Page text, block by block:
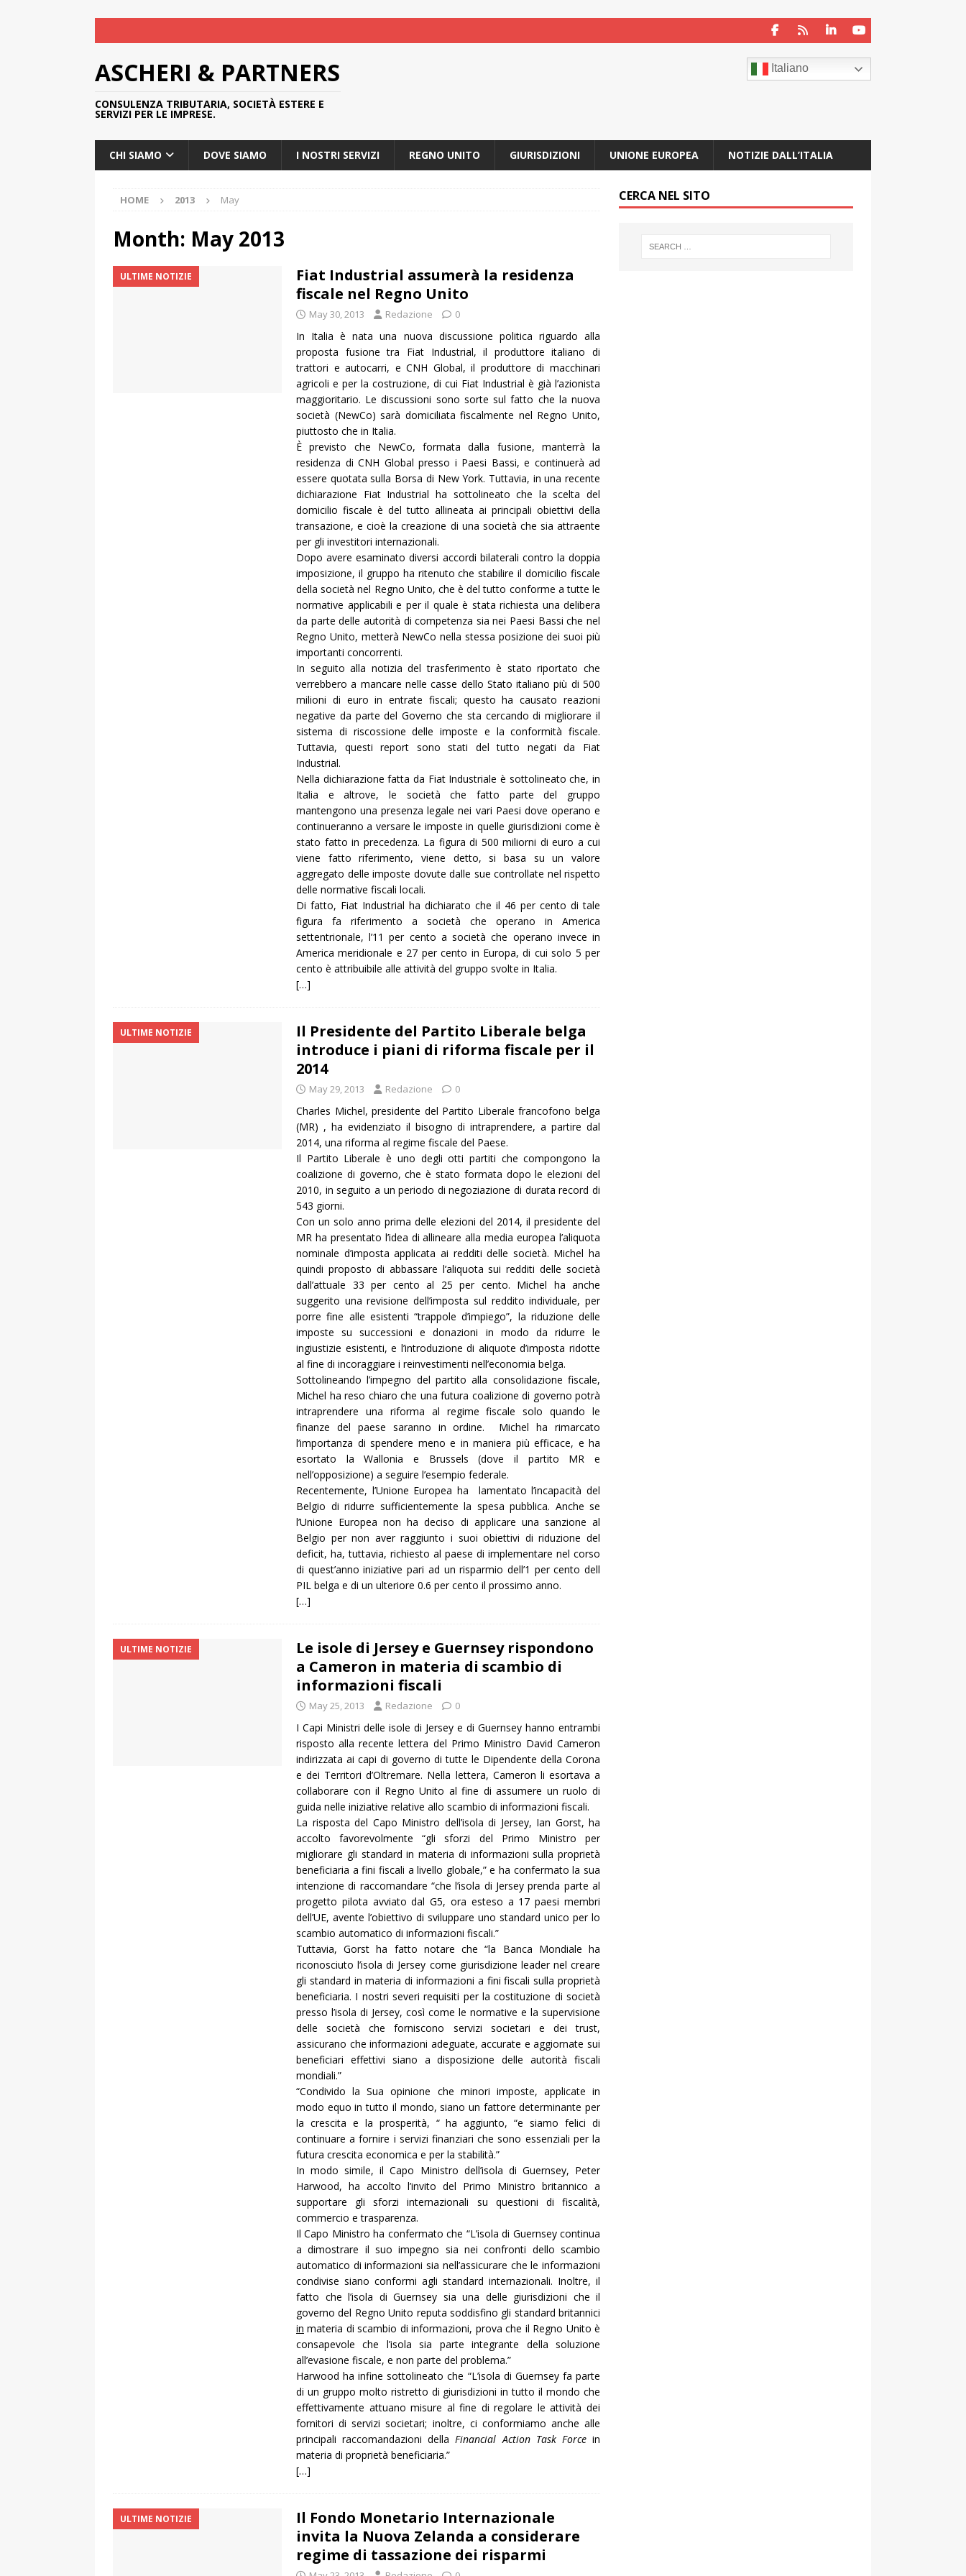
ASCHERI & PARTNERS
CONSULENZA TRIBUTARIA, SOCIETÀ ESTERE E
SERVIZI PER LE IMPRESE.
Italiano
CHI SIAMO DOVE SIAMO I NOSTRI SERVIZI REGNO UNITO GIURISDIZIONI UNIONE EUROPEA NOTIZIE DALL’ITALIA
HOME 2013 May
Month: May 2013
ULTIME NOTIZIE
Fiat Industrial assumerà la residenza
fiscale nel Regno Unito
May 30, 2013 Redazione 0
In Italia è nata una nuova discussione politica riguardo alla
proposta fusione tra Fiat Industrial, il produttore italiano di
trattori e autocarri, e CNH Global, il produttore di macchinari
agricoli e per la costruzione, di cui Fiat Industrial è già l’azionista
maggioritario. Le discussioni sono sorte sul fatto che la nuova
società (NewCo) sarà domiciliata fiscalmente nel Regno Unito,
piuttosto che in Italia.
È previsto che NewCo, formata dalla fusione, manterrà la
residenza di CNH Global presso i Paesi Bassi, e continuerà ad
essere quotata sulla Borsa di New York. Tuttavia, in una recente
dichiarazione Fiat Industrial ha sottolineato che la scelta del
domicilio fiscale è del tutto allineata ai principali obiettivi della
transazione, e cioè la creazione di una società che sia attraente
per gli investitori internazionali.
Dopo avere esaminato diversi accordi bilaterali contro la doppia
imposizione, il gruppo ha ritenuto che stabilire il domicilio fiscale
della società nel Regno Unito, che è del tutto conforme a tutte le
normative applicabili e per il quale è stata richiesta una delibera
da parte delle autorità di competenza sia nei Paesi Bassi che nel
Regno Unito, metterà NewCo nella stessa posizione dei suoi più
importanti concorrenti.
In seguito alla notizia del trasferimento è stato riportato che
verrebbero a mancare nelle casse dello Stato italiano più di 500
milioni di euro in entrate fiscali; questo ha causato reazioni
negative da parte del Governo che sta cercando di migliorare il
sistema di riscossione delle imposte e la conformità fiscale.
Tuttavia, questi report sono stati del tutto negati da Fiat
Industrial.
Nella dichiarazione fatta da Fiat Industriale è sottolineato che, in
Italia e altrove, le società che fatto parte del gruppo
mantengono una presenza legale nei vari Paesi dove operano e
continueranno a versare le imposte in quelle giurisdizioni come è
stato fatto in precedenza. La figura di 500 miliorni di euro a cui
viene fatto riferimento, viene detto, si basa su un valore
aggregato delle imposte dovute dalle sue controllate nel rispetto
delle normative fiscali locali.
Di fatto, Fiat Industrial ha dichiarato che il 46 per cento di tale
figura fa riferimento a società che operano in America
settentrionale, l’11 per cento a società che operano invece in
America meridionale e 27 per cento in Europa, di cui solo 5 per
cento è attribuibile alle attività del gruppo svolte in Italia.
[…]
ULTIME NOTIZIE
Il Presidente del Partito Liberale belga
introduce i piani di riforma fiscale per il
2014
May 29, 2013 Redazione 0
Charles Michel, presidente del Partito Liberale francofono belga
(MR) , ha evidenziato il bisogno di intraprendere, a partire dal
2014, una riforma al regime fiscale del Paese.
Il Partito Liberale è uno degli otti partiti che compongono la
coalizione di governo, che è stato formata dopo le elezioni del
2010, in seguito a un periodo di negoziazione di durata record di
543 giorni.
Con un solo anno prima delle elezioni del 2014, il presidente del
MR ha presentato l’idea di allineare alla media europea l’aliquota
nominale d’imposta applicata ai redditi delle società. Michel ha
quindi proposto di abbassare l’aliquota sui redditi delle società
dall’attuale 33 per cento al 25 per cento. Michel ha anche
suggerito una revisione dell’imposta sul reddito individuale, per
porre fine alle esistenti “trappole d’impiego”, la riduzione delle
imposte su successioni e donazioni in modo da ridurre le
ingiustizie esistenti, e l’introduzione di aliquote d’imposta ridotte
al fine di incoraggiare i reinvestimenti nell’economia belga.
Sottolineando l’impegno del partito alla consolidazione fiscale,
Michel ha reso chiaro che una futura coalizione di governo potrà
intraprendere una riforma al regime fiscale solo quando le
finanze del paese saranno in ordine. Michel ha rimarcato
l’importanza di spendere meno e in maniera più efficace, e ha
esortato la Wallonia e Brussels (dove il partito MR e
nell’opposizione) a seguire l’esempio federale.
Recentemente, l’Unione Europea ha lamentato l’incapacità del
Belgio di ridurre sufficientemente la spesa pubblica. Anche se
l’Unione Europea non ha deciso di applicare una sanzione al
Belgio per non aver raggiunto i suoi obiettivi di riduzione del
deficit, ha, tuttavia, richiesto al paese di implementare nel corso
di quest’anno iniziative pari ad un risparmio dell’1 per cento dell
PIL belga e di un ulteriore 0.6 per cento il prossimo anno.
[…]
ULTIME NOTIZIE
Le isole di Jersey e Guernsey rispondono
a Cameron in materia di scambio di
informazioni fiscali
May 25, 2013 Redazione 0
I Capi Ministri delle isole di Jersey e di Guernsey hanno entrambi
risposto alla recente lettera del Primo Ministro David Cameron
indirizzata ai capi di governo di tutte le Dipendente della Corona
e dei Territori d’Oltremare. Nella lettera, Cameron li esortava a
collaborare con il Regno Unito al fine di assumere un ruolo di
guida nelle iniziative relative allo scambio di informazioni fiscali.
La risposta del Capo Ministro dell’isola di Jersey, Ian Gorst, ha
accolto favorevolmente “gli sforzi del Primo Ministro per
migliorare gli standard in materia di informazioni sulla proprietà
beneficiaria a fini fiscali a livello globale,” e ha confermato la sua
intenzione di raccomandare “che l’isola di Jersey prenda parte al
progetto pilota avviato dal G5, ora esteso a 17 paesi membri
dell’UE, avente l’obiettivo di sviluppare uno standard unico per lo
scambio automatico di informazioni fiscali.”
Tuttavia, Gorst ha fatto notare che “la Banca Mondiale ha
riconosciuto l’isola di Jersey come giurisdizione leader nel creare
gli standard in materia di informazioni a fini fiscali sulla proprietà
beneficiaria. I nostri severi requisiti per la costituzione di società
presso l’isola di Jersey, così come le normative e la supervisione
delle società che forniscono servizi societari e dei trust,
assicurano che informazioni adeguate, accurate e aggiornate sui
beneficiari effettivi siano a disposizione delle autorità fiscali
mondiali.”
“Condivido la Sua opinione che minori imposte, applicate in
modo equo in tutto il mondo, siano un fattore determinante per
la crescita e la prosperità, “ ha aggiunto, “e siamo felici di
continuare a fornire i servizi finanziari che sono essenziali per la
futura crescita economica e per la stabilità.”
In modo simile, il Capo Ministro dell’isola di Guernsey, Peter
Harwood, ha accolto l’invito del Primo Ministro britannico a
supportare gli sforzi internazionali su questioni di fiscalità,
commercio e trasparenza.
Il Capo Ministro ha confermato che “L’isola di Guernsey continua
a dimostrare il suo impegno sia nei confronti dello scambio
automatico di informazioni sia nell’assicurare che le informazioni
condivise siano conformi agli standard internazionali. Inoltre, il
fatto che l’isola di Guernsey sia una delle giurisdizioni che il
governo del Regno Unito reputa soddisfino gli standard britannici
in materia di scambio di informazioni, prova che il Regno Unito è
consapevole che l’isola sia parte integrante della soluzione
all’evasione fiscale, e non parte del problema.”
Harwood ha infine sottolineato che “L’isola di Guernsey fa parte
di un gruppo molto ristretto di giurisdizioni in tutto il mondo che
effettivamente attuano misure al fine di regolare le attività dei
fornitori di servizi societari; inoltre, ci conformiamo anche alle
principali raccomandazioni dellaFinancial Action Task Forcein
materia di proprietà beneficiaria.”
[…]
ULTIME NOTIZIE
Il Fondo Monetario Internazionale
invita la Nuova Zelanda a considerare
regime di tassazione dei risparmi
CERCA NEL SITO